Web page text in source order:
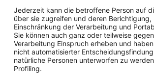
Jederzeit kann die betroffene Person auf
über sie zugreifen und deren Berichtigung,
Einschränkung der Verarbeitung und
Sie können auch ganz oder teilweise
Verarbeitung Einspruch erheben und
nicht automatisierter
natürliche Personen unterworfen zu
Profiling.